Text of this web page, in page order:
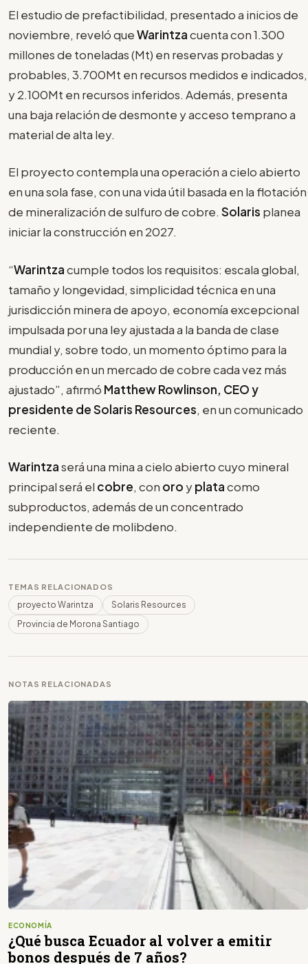
El estudio de prefactibilidad, presentado a inicios de
noviembre, reveló queWarintzacuenta con 1.300
millones de toneladas (Mt) en reservas probadas y
probables, 3.700Mt en recursos medidos e indicados,
y 2.100Mt en recursos inferidos. Además, presenta
una baja relación de desmonte y acceso temprano a
material de alta ley.
El proyecto contempla una operación a cielo abierto
en una sola fase, con una vida útil basada en la flotación
de mineralización de sulfuro de cobre. Solaris planea
iniciar la construcción en 2027.
“Warintzacumple todos los requisitos: escala global,
tamaño y longevidad, simplicidad técnica en una
jurisdicción minera de apoyo, economía excepcional
impulsada por una ley ajustada a la banda de clase
mundial y, sobre todo, un momento óptimo para la
producción en un mercado de cobre cada vez más
ajustado”, afirmó Matthew Rowlinson, CEO y
presidente de Solaris Resources, en un comunicado
reciente.
Warintzaserá una mina a cielo abierto cuyo mineral
principal será el cobre, con oro yplatacomo
subproductos, además de un concentrado
independiente de molibdeno.
TEMAS RELACIONADOS
proyecto Warintza
Solaris Resources
Provincia de Morona Santiago
NOTAS RELACIONADAS
ECONOMÍA
¿Qué busca Ecuador al volver a emitir
bonos después de 7 años?